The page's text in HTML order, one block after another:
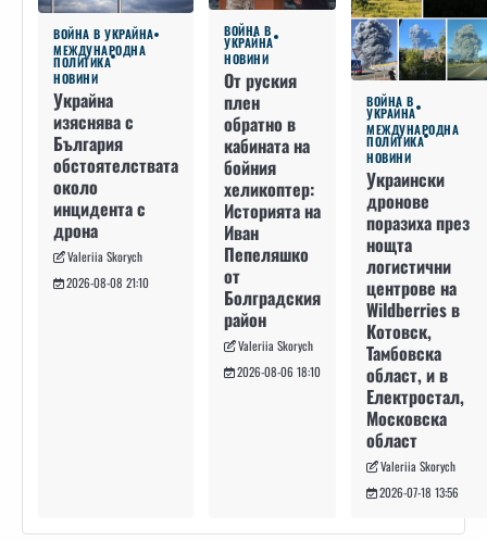
ВОЙНА В УКРАЙНА
МЕЖДУНАРОДНА
ПОЛИТИКА
НОВИНИ
Украйна
изяснява с
България
обстоятелствата
около
инцидента с
дрона
Valeriia Skorych
2026-08-08 21:10
ВОЙНА В
УКРАЙНА
НОВИНИ
От руския
плен
обратно в
кабината на
бойния
хеликоптер:
Историята на
Иван
Пепеляшко
от
Болградския
район
Valeriia Skorych
2026-08-06 18:10
ВОЙНА В
УКРАЙНА
МЕЖДУНАРОДНА
ПОЛИТИКА
НОВИНИ
Украински
дронове
поразиха през
нощта
логистични
центрове на
Wildberries в
Котовск,
Тамбовска
област, и в
Електростал,
Московска
област
Valeriia Skorych
2026-07-18 13:56